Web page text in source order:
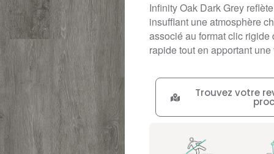
Infinity Oak Dark Grey
insufflant une atmosphère
associé au format clic
rapide tout en apportant
Trouvez votre